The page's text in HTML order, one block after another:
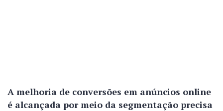
A melhoria de conversões em anúncios online
é alcançada por meio da segmentação precisa